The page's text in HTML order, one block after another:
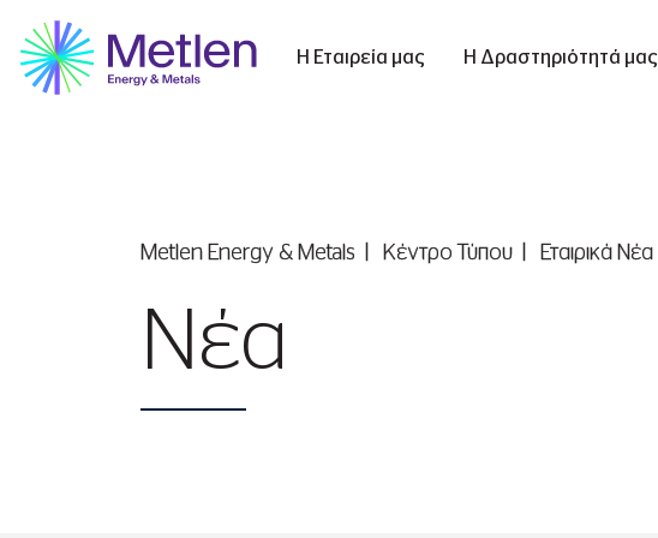
Η Εταιρεία μας Η Δραστηριότητά μας
Metlen Εnergy & Metals Κέντρο Τύπου Εταιρικά Νέα
Νέα